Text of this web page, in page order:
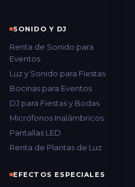
SONIDO Y DJ
Renta de Sonido para
Eventos
Luz y Sonido para Fiestas
Bocinas para Eventos
DJ para Fiestas y Bodas
Micrófonos Inalámbricos
Pantallas LED
Renta de Plantas de Luz
EFECTOS ESPECIALES